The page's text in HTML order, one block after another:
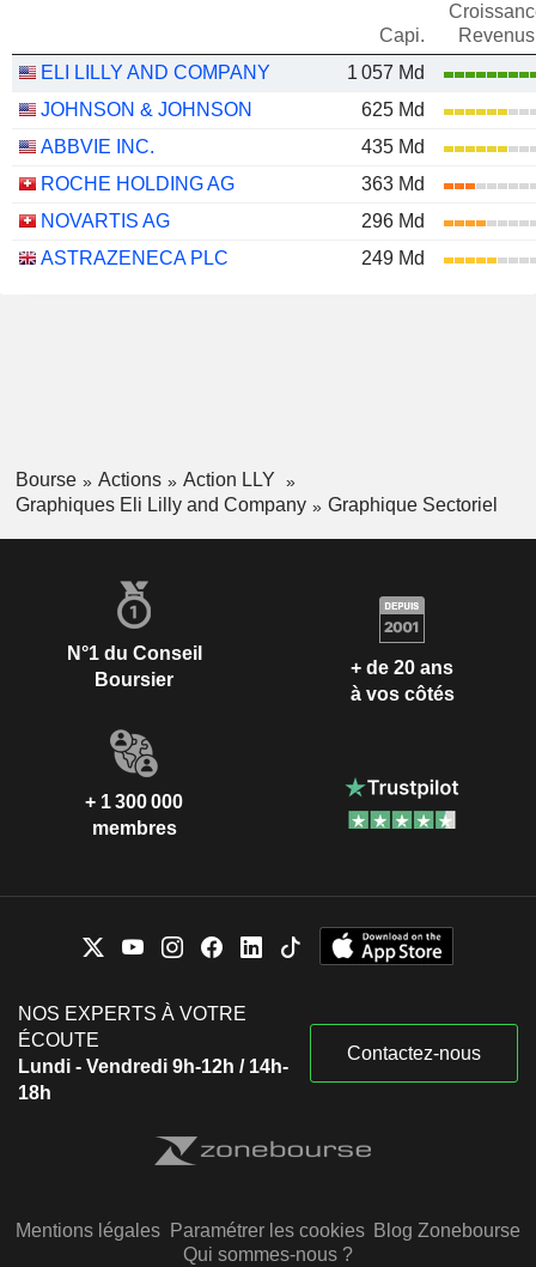
Capi.
Revenus
ELI LILLY AND COMPANY
1 057 Md
JOHNSON & JOHNSON
625 Md
ABBVIE INC.
435 Md
ROCHE HOLDING AG
363 Md
NOVARTIS AG
296 Md
ASTRAZENECA PLC
249 Md
Bourse Actions
Action LLY
Graphiques Eli Lilly and Company
Graphique Sectoriel
N°1 du Conseil
Boursier
+ de 20 ans
à vos côtés
+ 1 300 000
membres
NOS EXPERTS À VOTRE
ÉCOUTE
Lundi - Vendredi 9h-12h / 14h-
18h
Contactez-nous
Mentions légales Paramétrer les cookies Blog Zonebourse
Qui sommes-nous ?